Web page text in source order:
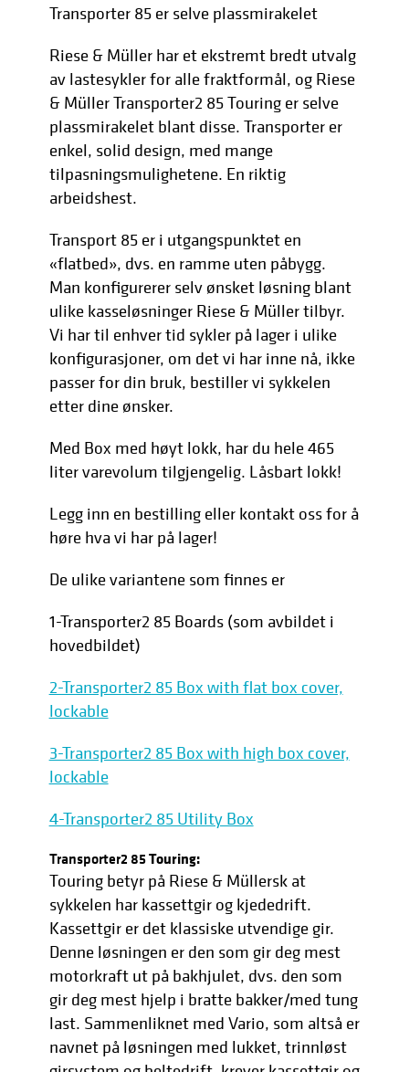
Transporter 85 er selve plassmirakelet
Riese & Müller har et ekstremt bredt utvalg
av lastesykler for alle fraktformål, og Riese
& Müller Transporter2 85 Touring er selve
plassmirakelet blant disse. Transporter er
enkel, solid design, med mange
tilpasningsmulighetene. En riktig
arbeidshest.
Transport 85 er i utgangspunktet en
«flatbed», dvs. en ramme uten påbygg.
Man konfigurerer selv ønsket løsning blant
ulike kasseløsninger Riese & Müller tilbyr.
Vi har til enhver tid sykler på lager i ulike
konfigurasjoner, om det vi har inne nå, ikke
passer for din bruk, bestiller vi sykkelen
etter dine ønsker.
Med Box med høyt lokk, har du hele 465
liter varevolum tilgjengelig. Låsbart lokk!
Legg inn en bestilling eller kontakt oss for å
høre hva vi har på lager!
De ulike variantene som finnes er
1-Transporter2 85 Boards (som avbildet i
hovedbildet)
2-Transporter2 85 Box with flat box cover,
lockable
3-Transporter2 85 Box with high box cover,
lockable
4-Transporter2 85 Utility Box
Transporter2 85Touring:
Touring betyr på Riese & Müllersk at
sykkelen har kassettgir og kjededrift.
Kassettgir er det klassiske utvendige gir.
Denne løsningen er den som gir deg mest
motorkraft ut på bakhjulet, dvs. den som
gir deg mest hjelp i bratte bakker/med tung
last. Sammenliknet med Vario, som altså er
navnet på løsningen med lukket, trinnløst